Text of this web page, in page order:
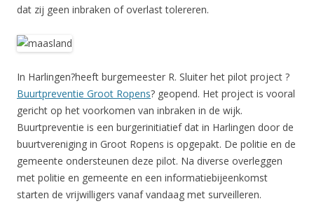
dat zij geen inbraken of overlast tolereren.
In Harlingen?heeft burgemeester R. Sluiter het pilot project ?
Buurtpreventie Groot Ropens? geopend. Het project is vooral
gericht op het voorkomen van inbraken in de wijk.
Buurtpreventie is een burgerinitiatief dat in Harlingen door de
buurtvereniging in Groot Ropens is opgepakt. De politie en de
gemeente ondersteunen deze pilot. Na diverse overleggen
met politie en gemeente en een informatiebijeenkomst
starten de vrijwilligers vanaf vandaag met surveilleren.